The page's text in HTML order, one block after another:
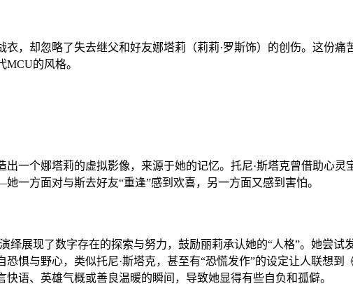
，却忽略了失去继父和好友娜塔莉（莉莉·罗斯饰）的创伤。这份
MCU的风格。
一个娜塔莉的虚拟影像，来源于她的记忆。托尼·斯塔克曾借助心灵
一方面对与斯去好友“重逢”感到欢喜，另一方面又感到害怕。
绎展现了数字存在的探索与努力，鼓励丽莉承认她的“人格”。她尝
惧与野心，类似托尼·斯塔克，甚至有“恐慌发作”的设定让人联想到
语、英雄气概或善良温暖的瞬间，导致她显得有些自负和孤僻。